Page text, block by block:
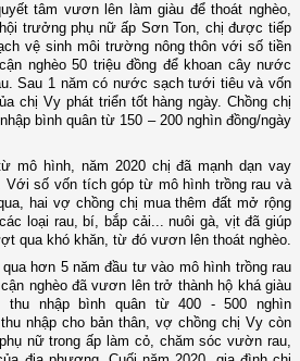
tâm vươn lên làm giàu để thoát nghèo,
trưởng phụ nữ ấp Sơn Ton, chị được tiếp
vệ sinh môi trường nông thôn với số tiền
nghèo 50 triệu đồng để khoan cây nước
Sau 1 năm có nước sạch tưới tiêu và vốn
chị Vy phát triển tốt hàng ngày. Chồng chị
bình quân từ 150 – 200 nghìn đồng/ngày
mô hình, năm 2020 chị đã mạnh dạn vay
Với số vốn tích góp từ mô hình trồng rau và
hai vợ chồng chị mua thêm đất mở rộng
loại rau, bí, bắp cải... nuôi gà, vịt đã giúp
qua khó khăn, từ đó vươn lên thoát nghèo.
hơn 5 năm đầu tư vào mô hình trồng rau
nghèo đã vươn lên trở thành hộ khá giàu
nhập bình quân từ 400 - 500 nghìn
nhập cho bản thân, vợ chồng chị Vy còn
nữ trong ấp làm cỏ, chăm sóc vườn rau,